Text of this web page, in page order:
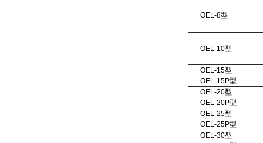
OEL-8型
OEL-10型
OEL-15型
OEL-15P型
OEL-20型
OEL-20P型
OEL-25型
OEL-25P型
OEL-30型